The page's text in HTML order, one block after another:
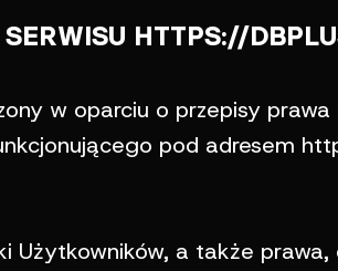
HTTPS://
w oparciu o przepisy
pod adresem
Użytkowników, a także